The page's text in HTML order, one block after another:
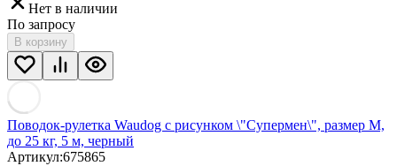
Нет в наличии
По запросу
В корзину
Поводок-рулетка Waudog с рисунком \"Супермен\", размер M,
до 25 кг, 5 м, черный
Артикул:675865